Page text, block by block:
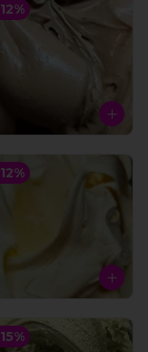
12%
12%
15%